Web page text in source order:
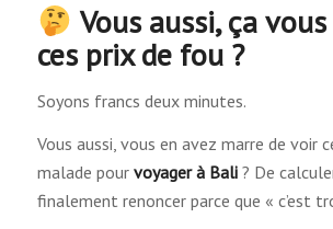
Vous aussi, ça
ces prix de fou ?
Soyons francs deux minutes.
Vous aussi, vous en avez marre de voir
malade pour voyager à Bali? De
finalement renoncer parce que « c’est